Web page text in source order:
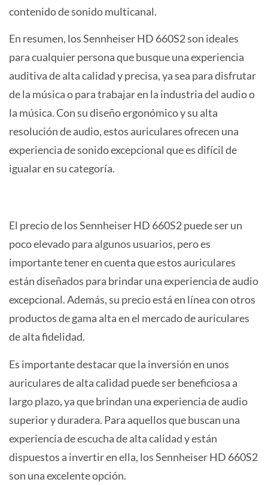
contenido de sonido multicanal.
En resumen, los Sennheiser HD 660S2 son ideales
para cualquier persona que busque una experiencia
auditiva de alta calidad y precisa, ya sea para disfrutar
de la música o para trabajar en la industria del audio o
la música. Con su diseño ergonómico y su alta
resolución de audio, estos auriculares ofrecen una
experiencia de sonido excepcional que es difícil de
igualar en su categoría.
El precio de los Sennheiser HD 660S2 puede ser un
poco elevado para algunos usuarios, pero es
importante tener en cuenta que estos auriculares
están diseñados para brindar una experiencia de audio
excepcional. Además, su precio está en línea con otros
productos de gama alta en el mercado de auriculares
de alta fidelidad.
Es importante destacar que la inversión en unos
auriculares de alta calidad puede ser beneficiosa a
largo plazo, ya que brindan una experiencia de audio
superior y duradera. Para aquellos que buscan una
experiencia de escucha de alta calidad y están
dispuestos a invertir en ella, los Sennheiser HD 660S2
son una excelente opción.